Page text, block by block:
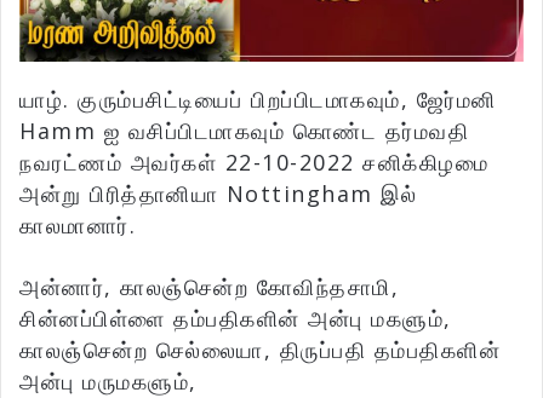
யாழ். குரும்பசிட்டியைப் பிறப்பிடமாகவும், ஜேர்மனி
Hamm ஐ வசிப்பிடமாகவும் கொண்ட தர்மவதி
நவரட்ணம் அவர்கள் 22-10-2022 சனிக்கிழமை
அன்று பிரித்தானியா Nottingham இல்
காலமானார்.
அன்னார், காலஞ்சென்ற கோவிந்தசாமி,
சின்னப்பிள்ளை தம்பதிகளின் அன்பு மகளும்,
காலஞ்சென்ற செல்லையா, திருப்பதி தம்பதிகளின்
அன்பு மருமகளும்,